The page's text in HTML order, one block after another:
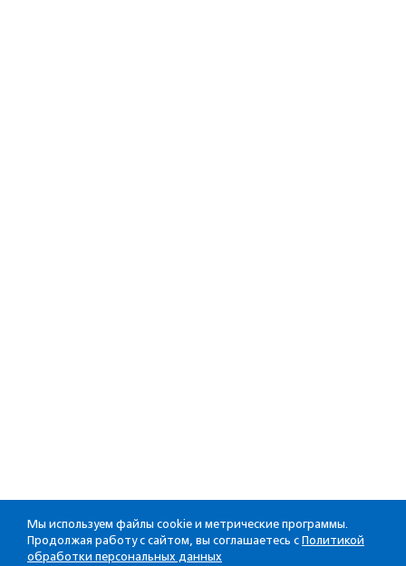
Мы используем файлы cookie и метрические программы.
Продолжая работу с сайтом, вы соглашаетесь с Политикой
обработки персональных данных